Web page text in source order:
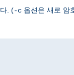
. (-c 옵션은 새로 암